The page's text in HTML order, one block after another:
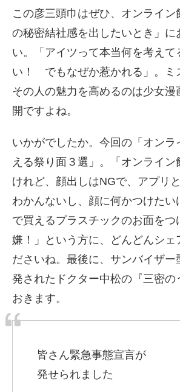
この彦三頭巾はぜひ、オンライン
の秘密結社感を出したいとき」に
い。「アイツって本当何を考えて
い！ でもなぜか惹かれる」。ミ
その人の魅力を高めるのは少女漫
開ですよね。
いかがでしたか。今回の「オンラ
える祭り面３選」。「オンライン
けれど、顔出しはNGで、アプリ
わかんないし、顔に何かつけたい
で買えるプラスチックのお面をつ
嫌！」という方に、どんどんシェ
ださいね。最後に、サンバイザー
発されたドクター中松の『三密の
おきます。
皆さん緊急事態宣言が
発せられました